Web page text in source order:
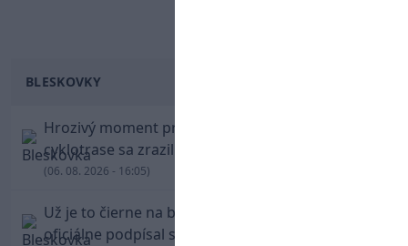
BLESKOVKY
Hrozivý moment pre Zdena Cháru! Na
cyklotrase sa zrazil s bežcom
(06. 08. 2026 - 16:05)
Už je to čierne na bielom: Mohamed Salah
oficiálne podpísal s Trabzonsporom